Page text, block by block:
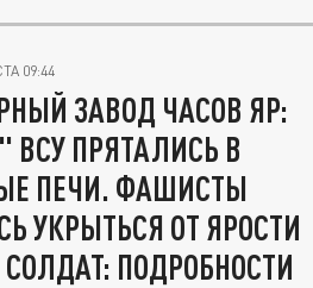
09:44
ЗАВОД ЧАСОВ ЯР:
ПРЯТАЛИСЬ В
ПЕЧИ. ФАШИСТЫ
УКРЫТЬСЯ ОТ ЯРОСТИ
ПОДРОБНОСТИ